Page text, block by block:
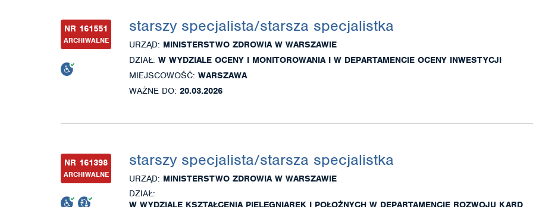
NR 161551
ARCHIWALNE
starszy specjalista/starsza specjalistka
URZĄD: MINISTERSTWO ZDROWIA W WARSZAWIE
DZIAŁ: W WYDZIALE OCENY I MONITOROWANIA I W DEPARTAMENCIE OCENY INWESTYCJI
MIEJSCOWOŚĆ: WARSZAWA
WAŻNE DO: 20.03.2026
NR 161398
ARCHIWALNE
starszy specjalista/starsza specjalistka
URZĄD: MINISTERSTWO ZDROWIA W WARSZAWIE
DZIAŁ:
W WYDZIALE KSZTAŁCENIA PIELĘGNIAREK I POŁOŻNYCH W DEPARTAMENCIE ROZWOJU KARD